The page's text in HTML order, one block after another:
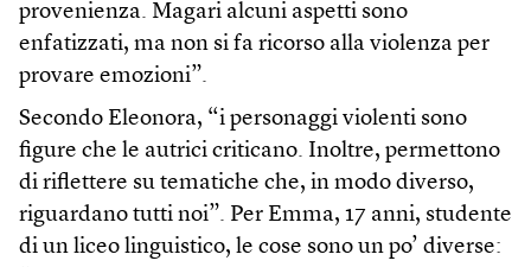
provenienza. Magari alcuni aspetti sono
enfatizzati, ma non si fa ricorso alla violenza per
provare emozioni”.
Secondo Eleonora, “i personaggi violenti sono
figure che le autrici criticano. Inoltre, permettono
di riflettere su tematiche che, in modo diverso,
riguardano tutti noi”. Per Emma, 17 anni, studente
di un liceo linguistico, le cose sono un po’ diverse: